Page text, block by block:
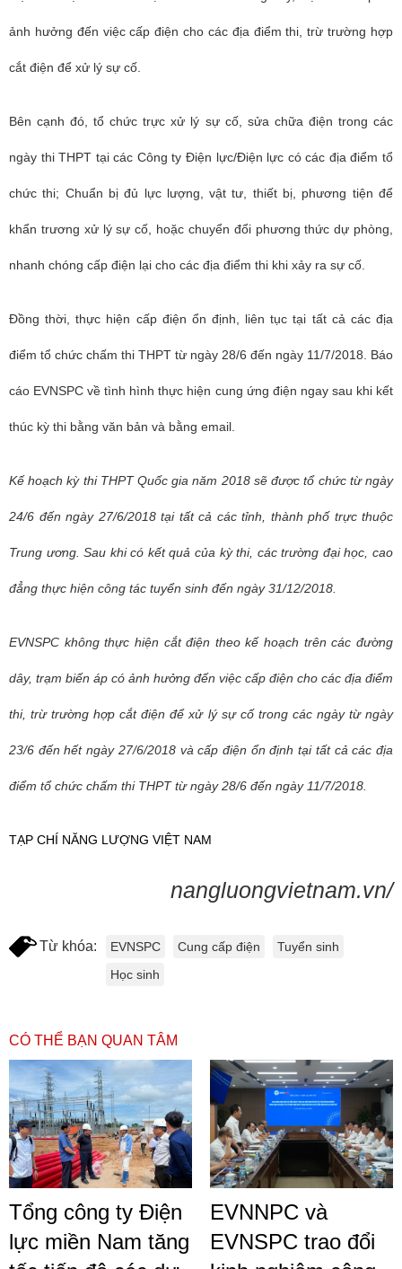
ảnh hưởng đến việc cấp điện cho các địa điểm thi, trừ trường hợp
cắt điện để xử lý sự cố.
Bên cạnh đó, tổ chức trực xử lý sự cố, sửa chữa điện trong các
ngày thi THPT tại các Công ty Điện lực/Điện lực có các địa điểm tổ
chức thi; Chuẩn bị đủ lực lượng, vật tư, thiết bị, phương tiện để
khẩn trương xử lý sự cố, hoặc chuyển đổi phương thức dự phòng,
nhanh chóng cấp điện lại cho các địa điểm thi khi xảy ra sự cố.
Đồng thời, thực hiện cấp điện ổn định, liên tục tại tất cả các địa
điểm tổ chức chấm thi THPT từ ngày 28/6 đến ngày 11/7/2018. Báo
cáo EVNSPC về tình hình thực hiện cung ứng điện ngay sau khi kết
thúc kỳ thi bằng văn bản và bằng email.
Kế hoạch kỳ thi THPT Quốc gia năm 2018 sẽ được tổ chức từ ngày
24/6 đến ngày 27/6/2018 tại tất cả các tỉnh, thành phố trực thuộc
Trung ương. Sau khi có kết quả của kỳ thi, các trường đại học, cao
đẳng thực hiện công tác tuyển sinh đến ngày 31/12/2018.
EVNSPC không thực hiện cắt điện theo kế hoạch trên các đường
dây, trạm biến áp có ảnh hưởng đến việc cấp điện cho các địa điểm
thi, trừ trường hợp cắt điện để xử lý sự cố trong các ngày từ ngày
23/6 đến hết ngày 27/6/2018 và cấp điện ổn định tại tất cả các địa
điểm tổ chức chấm thi THPT từ ngày 28/6 đến ngày 11/7/2018.
TẠP CHÍ NĂNG LƯỢNG VIỆT NAM
nangluongvietnam.vn/
Từ khóa: EVNSPC Cung cấp điện
Tuyển sinh
Học sinh
CÓ THỂ BẠN QUAN TÂM
Tổng công ty Điện
lực miền Nam tăng
EVNNPC và
EVNSPC trao đổi